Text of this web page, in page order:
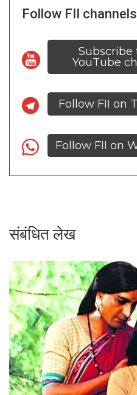
Follow FII
Subscribe
YouTube
Follow FII on
Follow FII on
संबंधित लेख